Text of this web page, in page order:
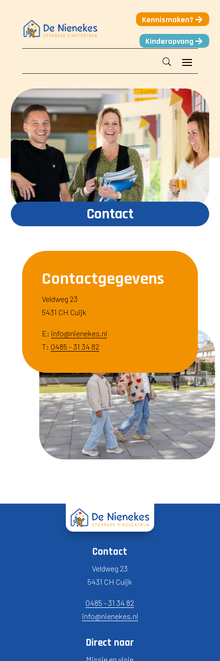
Kennismaken?
Kinderopvang
Contact
Contactgegevens
Veldweg 23
5431 CH Cuijk
E: info@nienekes.nl
T: 0485 - 31 34 82
Contact
Veldweg 23
5431 CH Cuijk
0485 - 31 34 82
info@nienekes.nl
Direct naar